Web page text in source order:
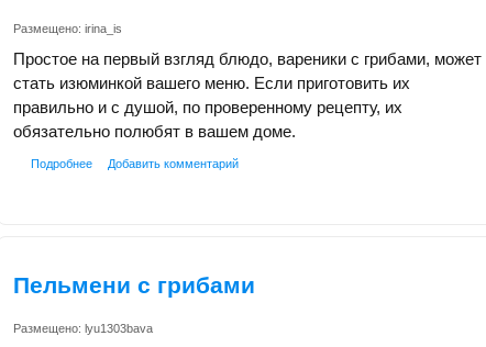
Размещено: irina_is
Простое на первый взгляд блюдо, вареники с грибами, может
стать изюминкой вашего меню. Если приготовить их
правильно и с душой, по проверенному рецепту, их
обязательно полюбят в вашем доме.
Подробнее Добавить комментарий
Пельмени с грибами
Размещено: lyu1303bava